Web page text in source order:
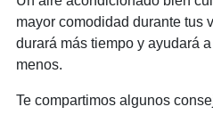
mayor comodidad durante tus
durará más tiempo y ayudará
menos.
Te compartimos algunos